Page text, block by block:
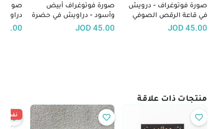
صورة فوتوغراف - درويش
في قاعة الرقص الصوفي
45.00
JOD
صورة فوتوغراف أبيض
وأسود - دراويش في حضرة
الرقص الصوفي
45.00
JOD
صورة
45.00
منتجات ذات علاقة
نفدت